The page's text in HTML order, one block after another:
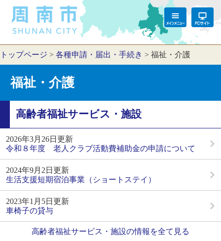
トップページ > 各種申請・届出・手続き > 福祉・介護
福祉・介護
高齢者福祉サービス・施設
2026年3月26日更新
令和８年度 老人クラブ活動費補助金の申請について
2024年9月2日更新
生活支援短期宿泊事業（ショートステイ）
2023年1月5日更新
車椅子の貸与
高齢者福祉サービス・施設の情報を全て見る